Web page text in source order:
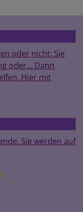
oder nicht: Sie
oder... Dann
Hier mit
Sie werden auf